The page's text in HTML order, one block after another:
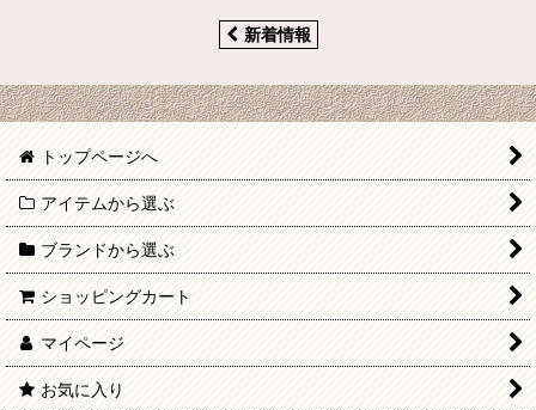
新着情報
トップページへ
アイテムから選ぶ
ブランドから選ぶ
ショッピングカート
マイページ
お気に入り